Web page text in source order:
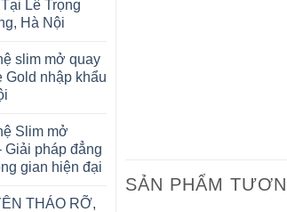
Lê Trọng
Hà Nội
slim mở quay
Gold nhập khẩu
Slim mở
Giải pháp đẳng
gian hiện đại
THÁO RỠ,
SẢN PHẨM